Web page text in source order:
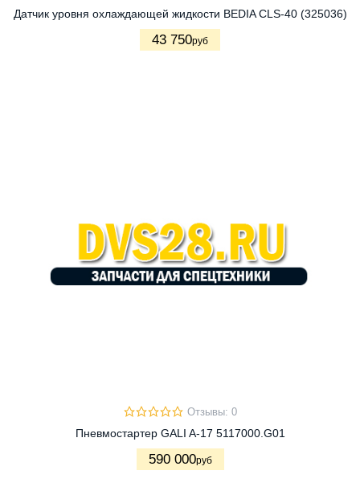
Датчик уровня охлаждающей жидкости BEDIA CLS-40 (325036)
43 750руб
Отзывы: 0
Пневмостартер GALI A-17 5117000.G01
590 000руб